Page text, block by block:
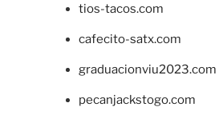
tios-tacos.com
cafecito-satx.com
graduacionviu2023.com
pecanjackstogo.com